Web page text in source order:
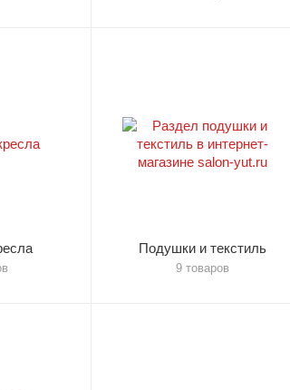
Подушки и текстиль
9 товаров